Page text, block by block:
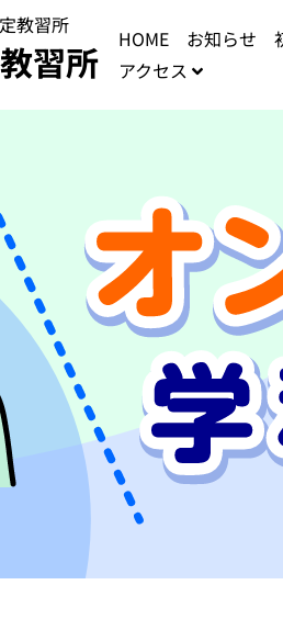
教習所
習所 HOME お知らせ
アクセス